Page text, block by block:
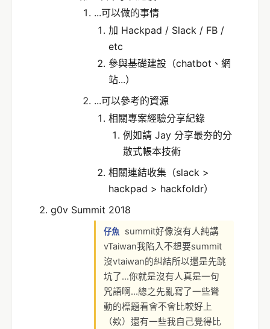
...可以做的事情
加 Hackpad / Slack / FB /
etc
參與基礎建設（chatbot、網
站...）
...可以參考的資源
相關專案經驗分享紀錄
例如請 Jay 分享最夯的分
散式帳本技術
相關連結收集（slack >
hackpad > hackfoldr）
g0v Summit 2018
仔魚
summit好像沒有人純講
vTaiwan我陷入不想要summit
沒vtaiwan的糾結所以還是先跳
坑了...你就是沒有人真是一句
咒語啊...總之先亂寫了一些聳
動的標題看會不會比較好上
（欸）還有一些我自己覺得比